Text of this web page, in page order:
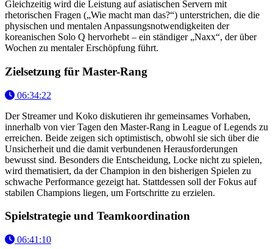
Gleichzeitig wird die Leistung auf asiatischen Servern mit
rhetorischen Fragen („Wie macht man das?“) unterstrichen, die die
physischen und mentalen Anpassungsnotwendigkeiten der
koreanischen Solo Q hervorhebt – ein ständiger „Naxx“, der über
Wochen zu mentaler Erschöpfung führt.
Zielsetzung für Master-Rang
06:34:22
Der Streamer und Koko diskutieren ihr gemeinsames Vorhaben,
innerhalb von vier Tagen den Master-Rang in League of Legends zu
erreichen. Beide zeigen sich optimistisch, obwohl sie sich über die
Unsicherheit und die damit verbundenen Herausforderungen
bewusst sind. Besonders die Entscheidung, Locke nicht zu spielen,
wird thematisiert, da der Champion in den bisherigen Spielen zu
schwache Performance gezeigt hat. Stattdessen soll der Fokus auf
stabilen Champions liegen, um Fortschritte zu erzielen.
Spielstrategie und Teamkoordination
06:41:10